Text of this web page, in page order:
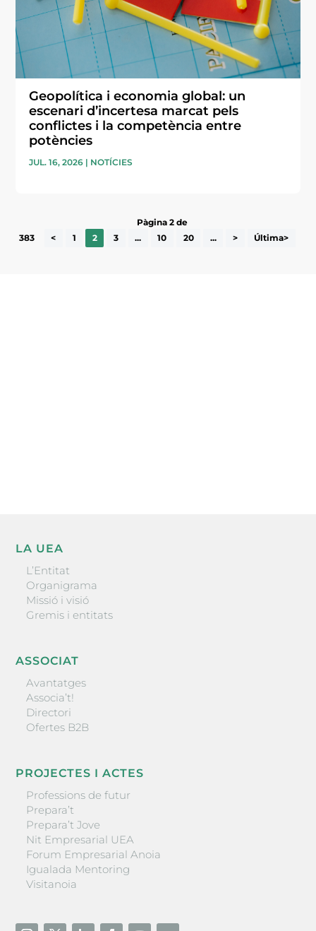
Geopolítica i economia global: un
escenari d’incertesa marcat pels
conflictes i la competència entre
potències
JUL. 16, 2026 | NOTÍCIES
Pàgina 2 de
383
< 1 2 3 ... 10 20 ... > Última>
LA UEA
L’Entitat
Organigrama
Missió i visió
Gremis i entitats
ASSOCIAT
Avantatges
Associa’t!
Directori
Ofertes B2B
PROJECTES I ACTES
Professions de futur
Prepara’t
Prepara’t Jove
Nit Empresarial UEA
Forum Empresarial Anoia
Igualada Mentoring
Visitanoia